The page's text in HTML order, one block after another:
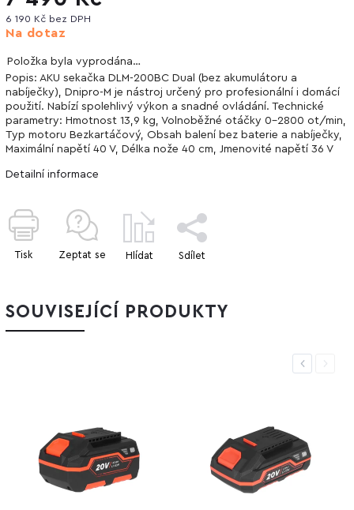
6 190 Kč bez DPH
Na dotaz
Položka byla vyprodána…
Popis: AKU sekačka DLM-200BC Dual (bez akumulátoru a
nabíječky), Dnipro-M je nástroj určený pro profesionální i domácí
použití. Nabízí spolehlivý výkon a snadné ovládání. Technické
parametry: Hmotnost 13,9 kg, Volnoběžné otáčky 0-2800 ot/min,
Typ motoru Bezkartáčový, Obsah balení bez baterie a nabíječky,
Maximální napětí 40 V, Délka nože 40 cm, Jmenovité napětí 36 V
Detailní informace
Tisk Zeptat se Hlídat Sdílet
SOUVISEJÍCÍ PRODUKTY
PreviousNext